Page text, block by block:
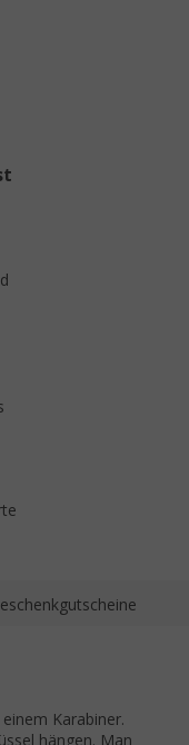
Karabiner.
hängen. Man